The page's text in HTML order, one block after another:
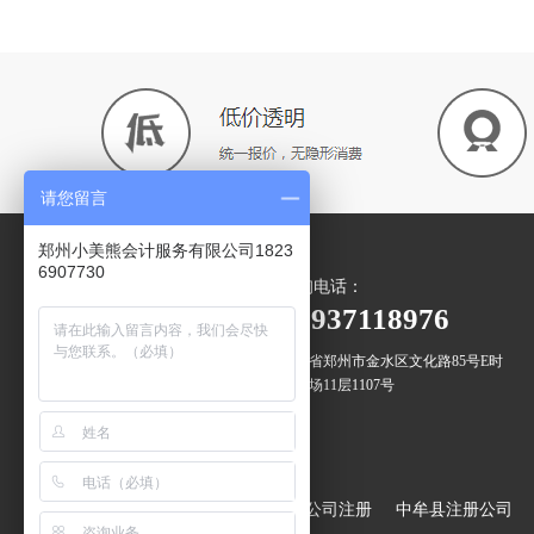
扫一扫 关注我们
咨询电话：
18937118976
河南省郑州市金水区文化路85号E时
代广场11层1107号
增值服务： 郑州出口退税 登封市公司注册 中牟县注册公司
请您留言
郑州小美熊会计服务有限公司1823
6907730